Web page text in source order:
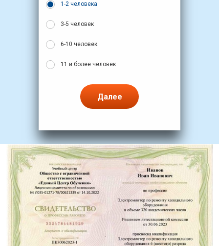
1-2 человека
3-5 человек
6-10 человек
11 и более человек
Далее